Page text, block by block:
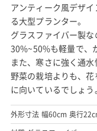
アンティーク風デザ
る大型プランター。
グラスファイバー製
30%~50%も軽量で、
また、寒さに強く通水
野菜の栽培よりも、
に向いているでしょう。
外形寸法 幅60cm 奥行